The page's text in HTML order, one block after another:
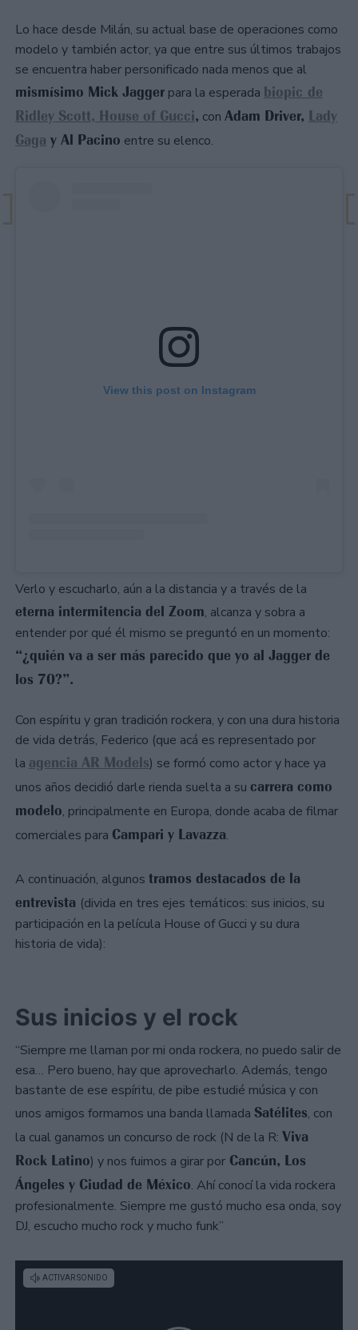
Lo hace desde Milán, su actual base de operaciones como
modelo y también actor, ya que entre sus últimos trabajos
se encuentra haber personificado nada menos que al
mismísimo Mick Jagger para la esperada biopic de
Ridley Scott, House of Gucci, con Adam Driver, Lady
Gaga y Al Pacino entre su elenco.
View this post on Instagram
Verlo y escucharlo, aún a la distancia y a través de la
eterna intermitencia del Zoom, alcanza y sobra a
entender por qué él mismo se preguntó en un momento:
“¿quién va a ser más parecido que yo al Jagger de
los 70?”.
Con espíritu y gran tradición rockera, y con una dura historia
de vida detrás, Federico (que acá es representado por
la agencia AR Models) se formó como actor y hace ya
unos años decidió darle rienda suelta a su carrera como
modelo, principalmente en Europa, donde acaba de filmar
comerciales para Campari y Lavazza.
A continuación, algunos tramos destacados de la
entrevista (divida en tres ejes temáticos: sus inicios, su
participación en la película House of Gucci y su dura
historia de vida):
Sus inicios y el rock
“Siempre me llaman por mi onda rockera, no puedo salir de
esa… Pero bueno, hay que aprovecharlo. Además, tengo
bastante de ese espíritu, de pibe estudié música y con
unos amigos formamos una banda llamada Satélites, con
la cual ganamos un concurso de rock (N de la R: Viva
Rock Latino) y nos fuimos a girar por Cancún, Los
Ángeles y Ciudad de México. Ahí conocí la vida rockera
profesionalmente. Siempre me gustó mucho esa onda, soy
DJ, escucho mucho rock y mucho funk”